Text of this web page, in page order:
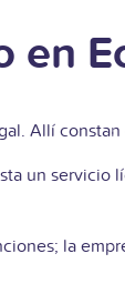
en
Allí
un
la